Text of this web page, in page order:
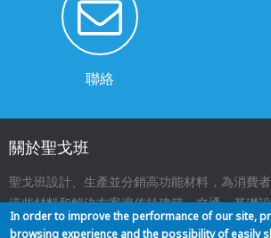
聯絡
關於聖戈班
聖戈班設計、生產並分銷高功能材料，為消費者
這些材料和解決方案遍佈於建築、交通、基礎
面，與我們的日常生活息息相關。
In order to improve the performance of our site,
browsing experience and the possibility of easily